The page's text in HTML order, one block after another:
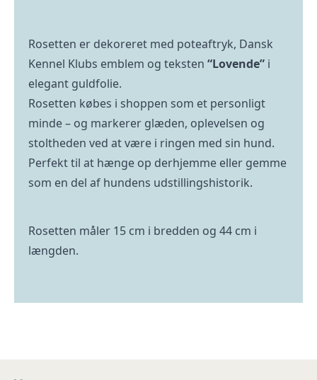
Rosetten er dekoreret med poteaftryk, Dansk
Kennel Klubs emblem og teksten “Lovende” i
elegant guldfolie.
Rosetten købes i shoppen som et personligt
minde – og markerer glæden, oplevelsen og
stoltheden ved at være i ringen med sin hund.
Perfekt til at hænge op derhjemme eller gemme
som en del af hundens udstillingshistorik.
Rosetten måler 15 cm i bredden og 44 cm i
længden.